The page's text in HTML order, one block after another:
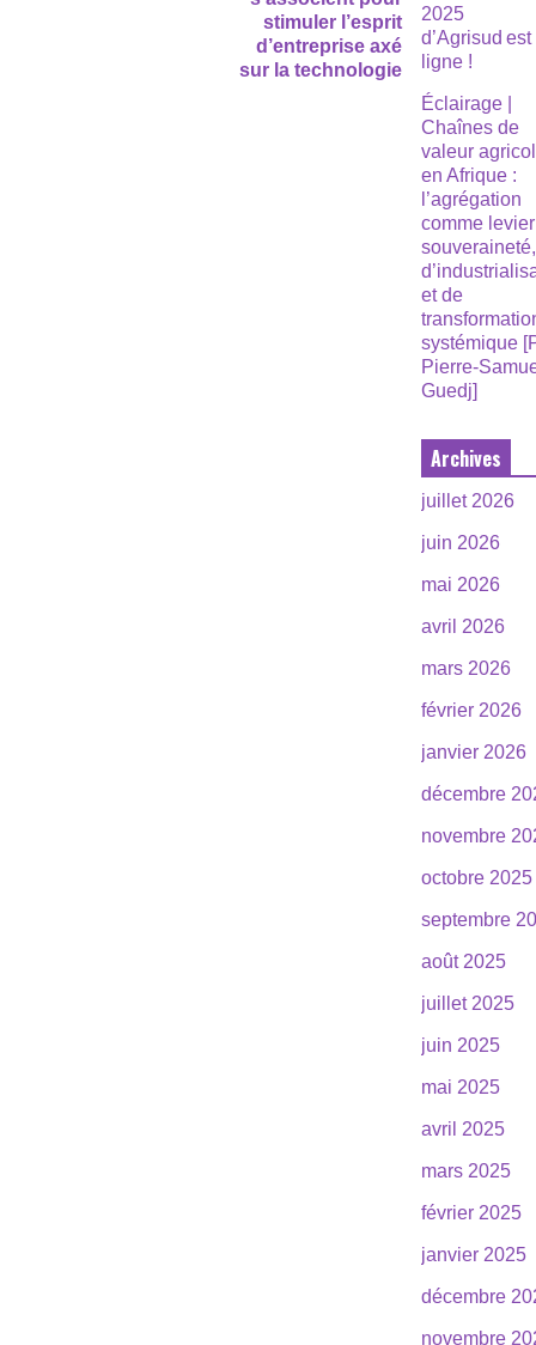
stimuler l’esprit
d’entreprise axé
sur la technologie
2025
d’Agrisud
ligne !
Éclairage |
Chaînes de
valeur
en Afrique :
l’agrégation
comme
souveraineté,
et de
systémique
Pierre-
Guedj]
Archives
juillet 2026
juin 2026
mai 2026
avril 2026
mars 2026
février 2026
janvier 2026
décembre
novembre
octobre 2025
septembre
août 2025
juillet 2025
juin 2025
mai 2025
avril 2025
mars 2025
février 2025
janvier 2025
décembre
novembre